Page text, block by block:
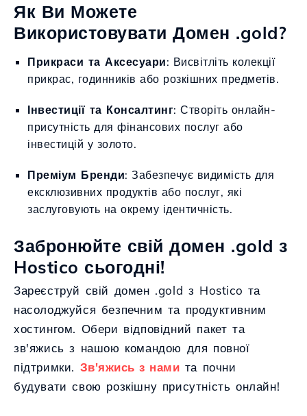
Як Ви Можете
Використовувати Домен .gold?
Прикраси та Аксесуари: Висвітліть колекції
прикрас, годинників або розкішних предметів.
Інвестиції та Консалтинг: Створіть онлайн-
присутність для фінансових послуг або
інвестицій у золото.
Преміум Бренди: Забезпечує видимість для
ексклюзивних продуктів або послуг, які
заслуговують на окрему ідентичність.
Забронюйте свій домен .gold з
Hostico сьогодні!
Зареєструй свій домен .gold з Hostico та
насолоджуйся безпечним та продуктивним
хостингом. Обери відповідний пакет та
зв'яжись з нашою командою для повної
підтримки. Зв'яжись з нами та почни
будувати свою розкішну присутність онлайн!